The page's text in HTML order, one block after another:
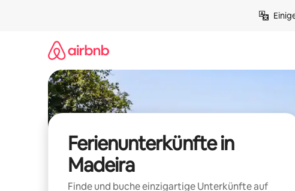
Ferienunterkünfte in
Madeira
Finde und buche einzigartige Unterkünfte auf